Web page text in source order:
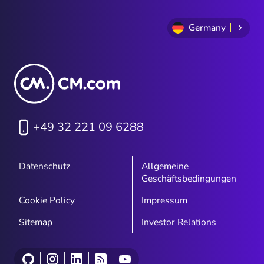
Germany
+49 32 221 09 6288
Datenschutz
Allgemeine
Geschäftsbedingungen
Cookie Policy
Impressum
Sitemap
Investor Relations